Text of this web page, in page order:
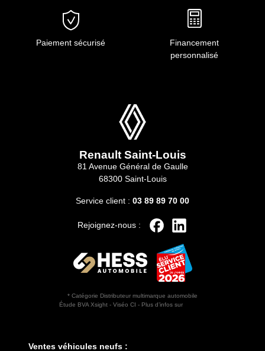
Paiement sécurisé
Financement
personnalisé
Renault Saint-Louis
81 Avenue Général de Gaulle
68300 Saint-Louis
Service client : 03 89 89 70 00
Rejoignez-nous :
* Catégorie Distributeur multimarque automobile
Étude BVA Xsight - Viséo CI - Plus d’infos sur
Ventes véhicules neufs :